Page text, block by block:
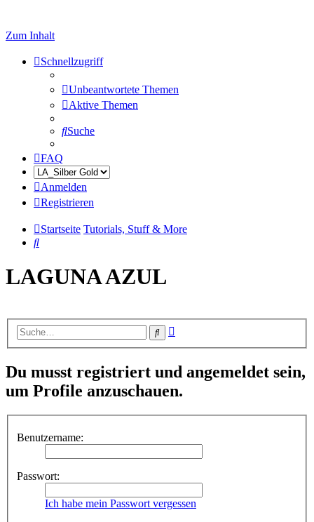
Zum Inhalt
Schnellzugriff
Unbeantwortete Themen
Aktive Themen
Suche
FAQ
Anmelden
Registrieren
Startseite Tutorials, Stuff & More
Suche
LAGUNA AZUL
Suche
Du musst registriert und angemeldet sein,
um Profile anzuschauen.
Benutzername:
Passwort:
Ich habe mein Passwort vergessen